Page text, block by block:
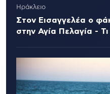
Ηράκλειο
Στον Εισαγγελέα ο
στην Αγία Πελαγία -